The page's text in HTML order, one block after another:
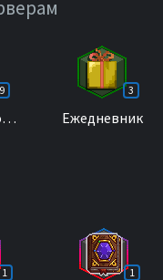
Первопроходимец
9
Ежедневник
3
1 1